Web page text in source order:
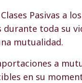
Pasivas a
toda su
mutualidad.
a
en su